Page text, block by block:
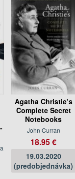
Agatha Christie’s
Complete Secret
Notebooks
John Curran
18.95 €
19.03.2020
(predobjednávka)